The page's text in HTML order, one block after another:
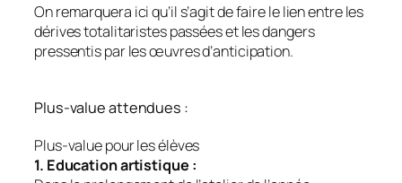
On remarquera ici qu’il s’agit de faire le lien entre les
dérives totalitaristes passées et les dangers
pressentis par les œuvres d’anticipation.
Plus-value attendues :
Plus-value pour les élèves
1. Education artistique :